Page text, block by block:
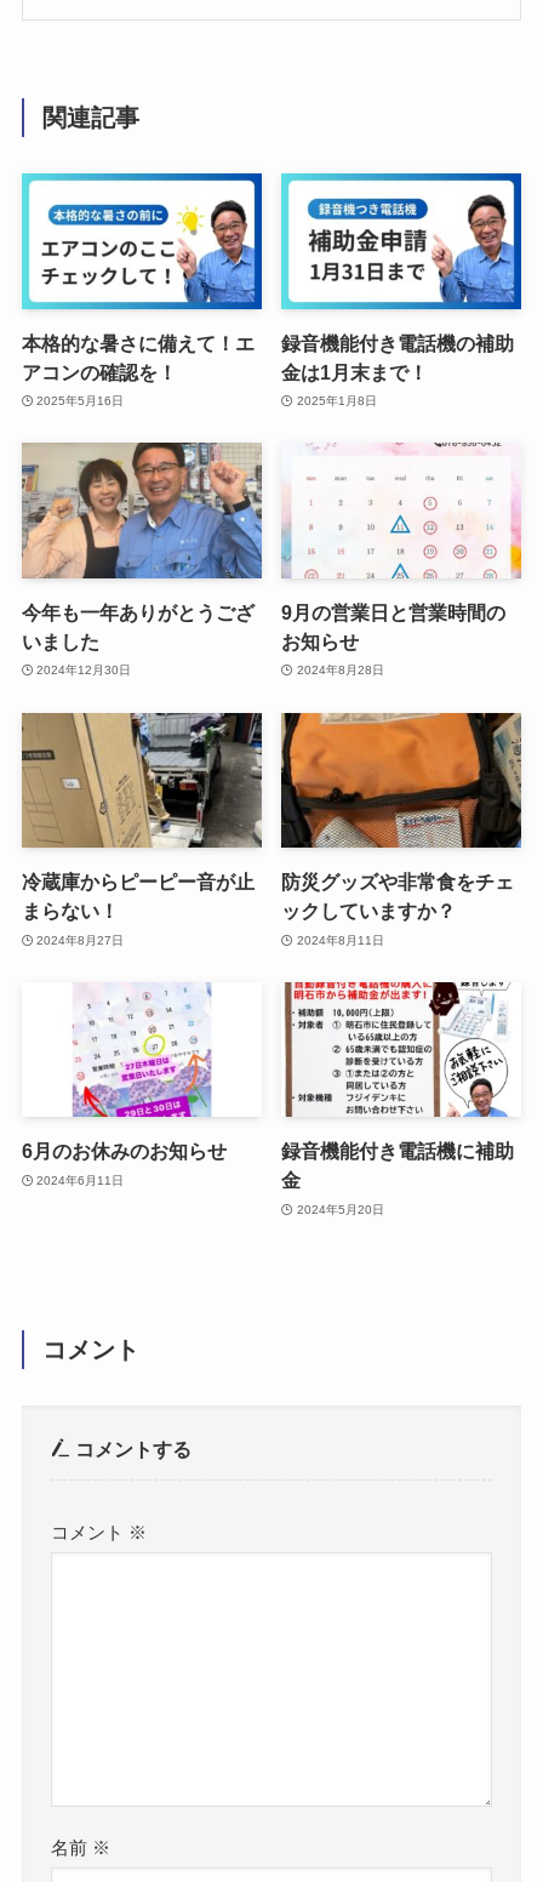
関連記事
本格的な暑さに備えて！エ
アコンの確認を！
2025年5月16日
録音機能付き電話機の補助
金は1月末まで！
2025年1月8日
今年も一年ありがとうござ
いました
2024年12月30日
9月の営業日と営業時間の
お知らせ
2024年8月28日
冷蔵庫からピーピー音が止
まらない！
2024年8月27日
防災グッズや非常食をチェ
ックしていますか？
2024年8月11日
6月のお休みのお知らせ
2024年6月11日
録音機能付き電話機に補助
金
2024年5月20日
コメント
コメントする
コメント ※
名前 ※